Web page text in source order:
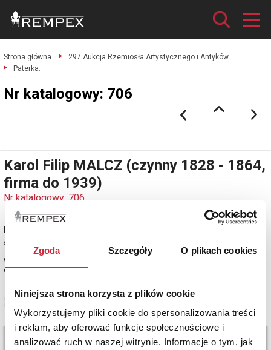
Zgoda Szczegóły O plikach cookies
Niniejsza strona korzysta z plików cookie
Wykorzystujemy pliki cookie do spersonalizowania treści
i reklam, aby oferować funkcje społecznościowe i
analizować ruch w naszej witrynie. Informacje o tym, jak
Strona główna
297 Aukcja Rzemiosła Artystycznego i Antyków
Paterka.
Nr katalogowy: 706
Karol Filip MALCZ (czynny 1828 - 1864,
firma do 1939)
Nr katalogowy: 706
srebro, częściowo złocone próby 12 cechowane; waga 373 g.
Warszawa, lata 40. XX w.
estymacja: 6 500 - 8 000 zł